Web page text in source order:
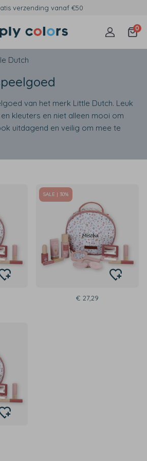
verzending vanaf €50
0
Dutch
van het merk Little Dutch. Leuk
kleuters en niet alleen mooi om
uitdagend en veilig om mee te
SALE | 30%
€ 27,29